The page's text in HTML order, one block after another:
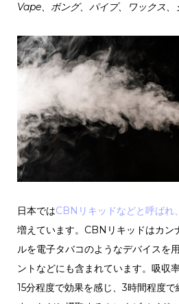
Vape、ボング、パイプ、ワックス、
日本ではCBNリキッドなどと呼ばれ
増えています。CBNリキッドはカン
ルを電子タバコのようなデバイスを
ントなどにも含まれています。吸収
15分程度で効果を感じ、3時間程度